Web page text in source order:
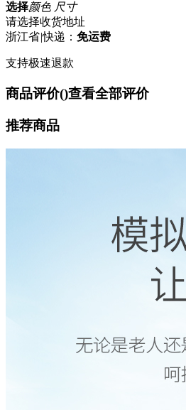
选择颜色 尺寸
请选择收货地址
浙江省|快递： 免运费
支持极速退款
商品评价()查看全部评价
推荐商品